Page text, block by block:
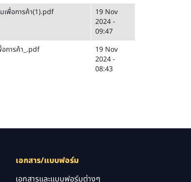
เพื่อการค้า(1).pdf
19 Nov
2024 -
09:47
การค้า_.pdf
19 Nov
2024 -
08:43
เอกสาร/แบบฟอร์ม
เอกสารและแบบฟอร์มต่างๆ